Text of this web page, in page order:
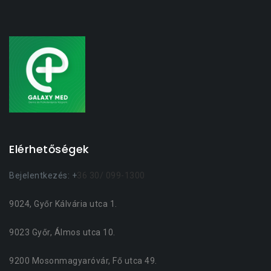
Elérhetőségek
Bejelentkezés: +36 30/ 099-1300
9024, Győr Kálvária utca 1.
9023 Győr, Álmos utca 10.
9200 Mosonmagyaróvár, Fő utca 49.